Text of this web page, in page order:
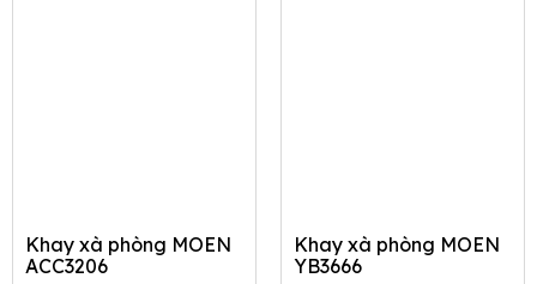
Khay xà phòng MOEN
ACC3206
Khay xà phòng MOEN
YB3666